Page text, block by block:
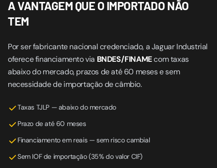
A VANTAGEM QUE O IMPORTADO NÃO
TEM
Por ser fabricante nacional credenciado, a Jaguar Industrial
oferece financiamento via BNDES/FINAMEcom taxas
abaixo do mercado, prazos de até 60 meses e sem
necessidade de importação de câmbio.
Taxas TJLP — abaixo do mercado
Prazo de até 60 meses
Financiamento em reais — sem risco cambial
Sem IOF de importação (35% do valor CIF)